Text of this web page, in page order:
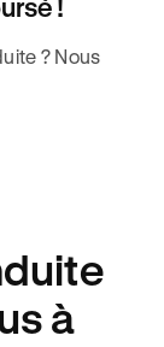
!
? Nous
à